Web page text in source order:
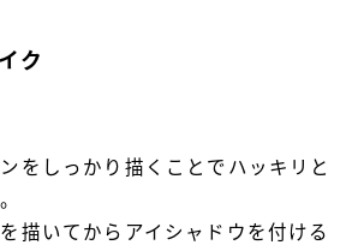
ク
をしっかり描くことでハッキリと
描いてからアイシャドウを付ける